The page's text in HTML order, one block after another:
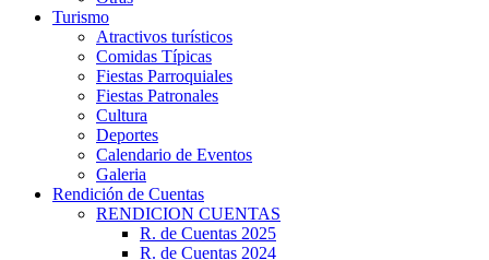
Turismo
Atractivos turísticos
Comidas Típicas
Fiestas Parroquiales
Fiestas Patronales
Cultura
Deportes
Calendario de Eventos
Galeria
Rendición de Cuentas
RENDICION CUENTAS
R. de Cuentas 2025
R. de Cuentas 2024